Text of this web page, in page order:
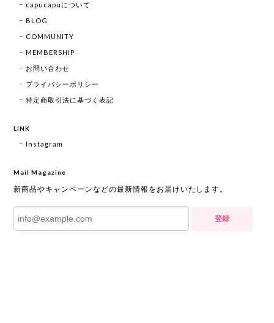
capucapuについて
BLOG
COMMUNITY
MEMBERSHIP
お問い合わせ
プライバシーポリシー
特定商取引法に基づく表記
LINK
Instagram
Mail Magazine
新商品やキャンペーンなどの最新情報をお届けいたします。
登録